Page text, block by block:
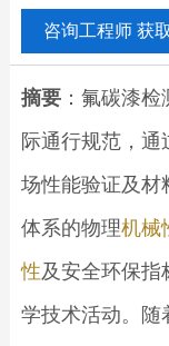
咨询工程师 获
摘要：氟碳漆检
际通行规范，
场性能验证及材
体系的物理机械
性及安全环保指
学技术活动。随